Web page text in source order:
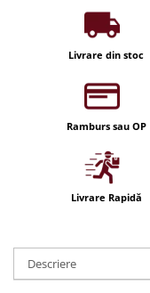
Uncategorized
Profil banda LED
Iluminat festiv
Fotosenzori si Senzori
Sina Magnetica Slim
Iluminat decorativ de
Livrare din stoc
Ramburs sau OP
Livrare Rapidă
Descriere